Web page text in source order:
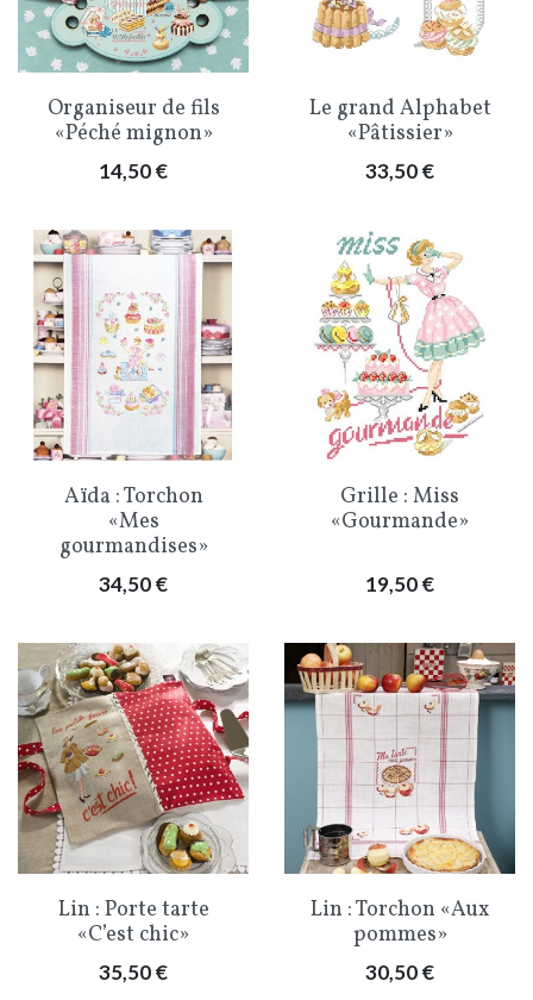
Organiseur de fils
«Péché mignon»
Prix
14,50 €
Le grand Alphabet
«Pâtissier»
Prix
33,50 €
Aïda : Torchon
«Mes
gourmandises»
Prix
34,50 €
Grille : Miss
«Gourmande»
Prix
19,50 €
Lin : Porte tarte
«C’est chic»
Prix
35,50 €
Lin : Torchon «Aux
pommes»
Prix
30,50 €